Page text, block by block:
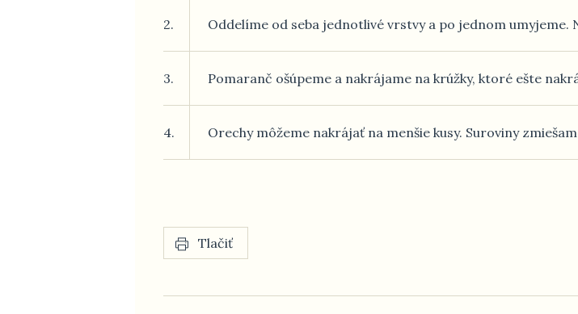
2. Oddelíme od seba jednotlivé vrstvy a po jednom umyjeme.
3. Pomaranč ošúpeme a nakrájame na krúžky, ktoré ešte
4. Orechy môžeme nakrájať na menšie kusy. Suroviny
Tlačiť